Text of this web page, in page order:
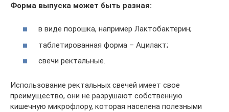
Форма выпуска может быть разная:
в виде порошка, например Лактобактерин;
таблетированная форма – Ацилакт;
свечи ректальные.
Использование ректальных свечей имеет свое
преимущество, они не разрушают собственную
кишечную микрофлору, которая населена полезными